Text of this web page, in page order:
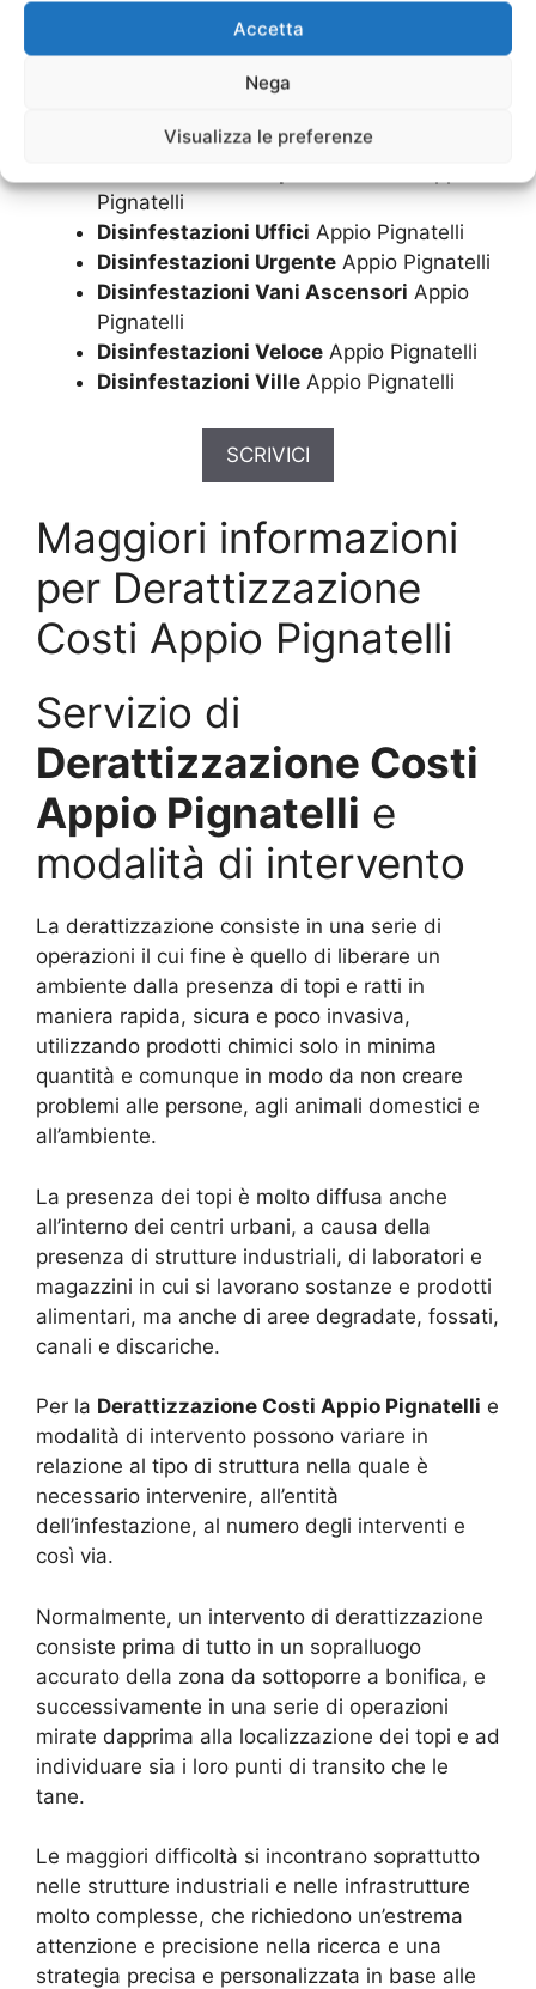
Accetta
Nega
Visualizza le preferenze
Disinfestazioni ScuoleAppio Pignatelli
Disinfestazioni Sistemi
Pignatelli
Pignatelli
Disinfestazioni Uffici Appio Pignatelli
Disinfestazioni Urgente Appio Pignatelli
Disinfestazioni Vani Ascensori Appio
Pignatelli
Disinfestazioni Veloce Appio Pignatelli
Disinfestazioni Ville Appio Pignatelli
SCRIVICI
Maggiori informazioni
per Derattizzazione
Costi Appio Pignatelli
Servizio di
Derattizzazione Costi
Appio Pignatelli e
modalità di intervento
La derattizzazione consiste in una serie di
operazioni il cui fine è quello di liberare un
ambiente dalla presenza di topi e ratti in
maniera rapida, sicura e poco invasiva,
utilizzando prodotti chimici solo in minima
quantità e comunque in modo da non creare
problemi alle persone, agli animali domestici e
all’ambiente.
La presenza dei topi è molto diffusa anche
all’interno dei centri urbani, a causa della
presenza di strutture industriali, di laboratori e
magazzini in cui si lavorano sostanze e prodotti
alimentari, ma anche di aree degradate, fossati,
canali e discariche.
Per la Derattizzazione Costi Appio Pignatelli e
modalità di intervento possono variare in
relazione al tipo di struttura nella quale è
necessario intervenire, all’entità
dell’infestazione, al numero degli interventi e
così via.
Normalmente, un intervento di derattizzazione
consiste prima di tutto in un sopralluogo
accurato della zona da sottoporre a bonifica, e
successivamente in una serie di operazioni
mirate dapprima alla localizzazione dei topi e ad
individuare sia i loro punti di transito che le
tane.
Le maggiori difficoltà si incontrano soprattutto
nelle strutture industriali e nelle infrastrutture
molto complesse, che richiedono un’estrema
attenzione e precisione nella ricerca e una
strategia precisa e personalizzata in base alle